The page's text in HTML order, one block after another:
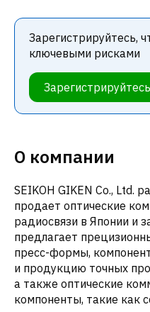
Зарегистрируйтесь,
ключевыми рисками
Зарегистрируйтесь
О компании
SEIKOH GIKEN Co., Ltd.
продает оптические
радиосвязи в Японии и
предлагает
пресс-формы,
и продукцию точных
а также оптические
компоненты, такие как